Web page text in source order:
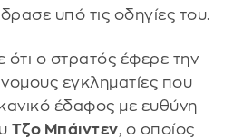
υπό τις οδηγίες του.
ο στρατός έφερε την
εγκληματίες που
έδαφος με ευθύνη
Τζο Μπάιντεν, ο οποίος